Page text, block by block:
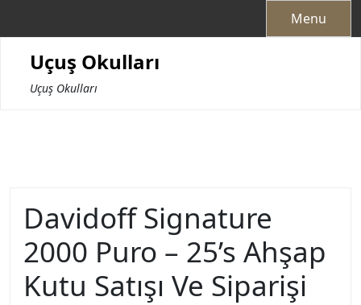
Menu
Uçuş Okulları
Uçuş Okulları
Davidoff Signature
2000 Puro – 25’s Ahşap
Kutu Satışı Ve Siparişi